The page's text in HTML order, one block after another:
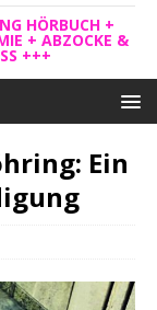
HÖRBUCH +
+ ABZOCKE &
+++
Ein